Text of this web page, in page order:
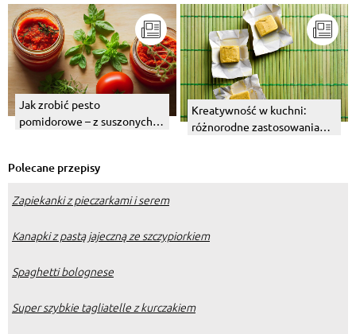
Jak zrobić pesto
pomidorowe – z suszonych
Kreatywność w kuchni:
różnorodne zastosowania
Polecane przepisy
Zapiekanki z pieczarkami i serem
Kanapki z pastą jajeczną ze szczypiorkiem
Spaghetti bolognese
Super szybkie tagliatelle z kurczakiem